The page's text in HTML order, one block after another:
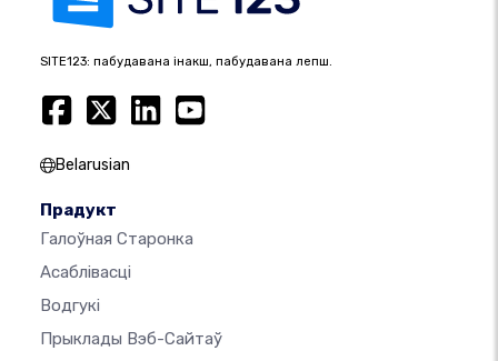
SITE123: пабудавана інакш, пабудавана лепш.
Belarusian
Прадукт
Галоўная Старонка
Асаблівасці
Водгукі
Прыклады Вэб-Сайтаў